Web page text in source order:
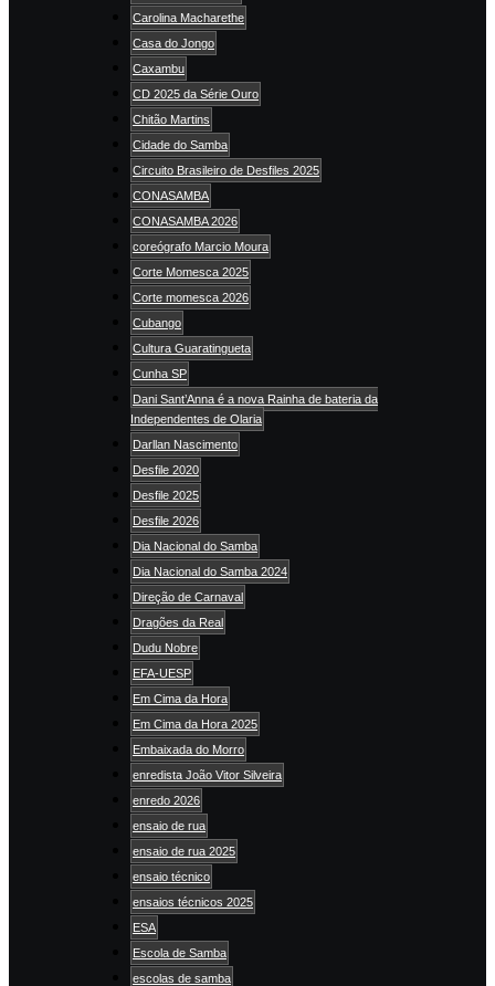
Carolina Macharethe
Casa do Jongo
Caxambu
CD 2025 da Série Ouro
Chitão Martins
Cidade do Samba
Circuito Brasileiro de Desfiles 2025
CONASAMBA
CONASAMBA 2026
coreógrafo Marcio Moura
Corte Momesca 2025
Corte momesca 2026
Cubango
Cultura Guaratingueta
Cunha SP
Dani Sant’Anna é a nova Rainha de bateria da
Independentes de Olaria
Darllan Nascimento
Desfile 2020
Desfile 2025
Desfile 2026
Dia Nacional do Samba
Dia Nacional do Samba 2024
Direção de Carnaval
Dragões da Real
Dudu Nobre
EFA-UESP
Em Cima da Hora
Em Cima da Hora 2025
Embaixada do Morro
enredista João Vitor Silveira
enredo 2026
ensaio de rua
ensaio de rua 2025
ensaio técnico
ensaios técnicos 2025
ESA
Escola de Samba
escolas de samba